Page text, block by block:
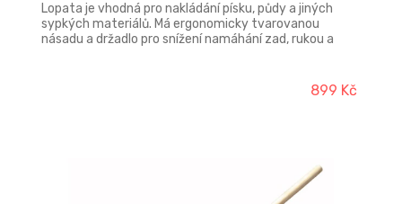
Lopata je vhodná pro nakládání písku, půdy a jiných
sypkých materiálů. Má ergonomicky tvarovanou
násadu a držadlo pro snížení namáhání zad, rukou a
vyrobena z bórové oceli. Šířka: 235 mm, délka: 1320
899 Kč